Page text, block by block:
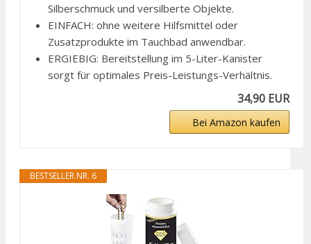
Silberschmuck und versilberte Objekte.
EINFACH: ohne weitere Hilfsmittel oder
Zusatzprodukte im Tauchbad anwendbar.
ERGIEBIG: Bereitstellung im 5-Liter-Kanister
sorgt für optimales Preis-Leistungs-Verhältnis.
34,90 EUR
Bei Amazon kaufen
BESTSELLER NR. 6